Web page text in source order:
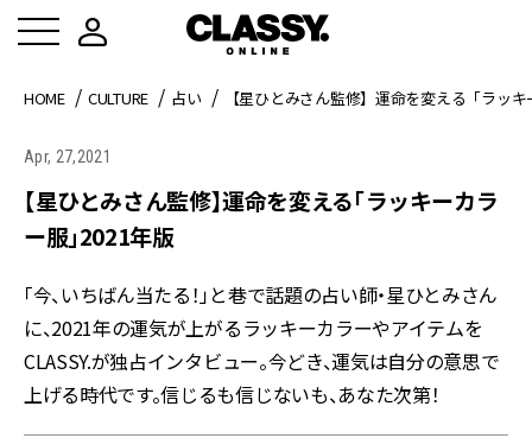
HOME CULTURE 占い 【星ひとみさん監修】運命を変える「ラッ
Apr, 27,2021
【星ひとみさん監修】運命を変える「ラッキーカラ
ー服」2021年版
「今、いちばん当たる！」と巷で話題の占い師・星ひとみさん
に、2021年の運気が上がるラッキーカラーやアイテムを
CLASSY.が独占インタビュー。今どき、運気は自分の意思で
上げる時代です。信じるも信じないも、あなた次第！